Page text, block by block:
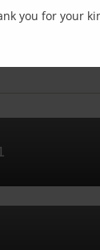
you for your